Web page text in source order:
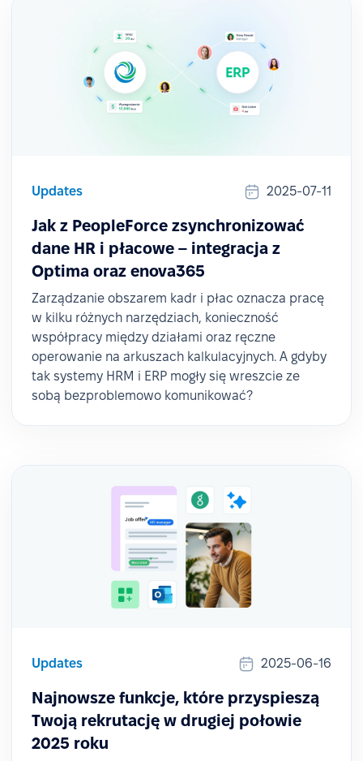
Updates 2025-07-11
Jak z PeopleForce zsynchronizować
dane HR i płacowe – integracja z
Optima oraz enova365
Zarządzanie obszarem kadr i płac oznacza pracę
w kilku różnych narzędziach, konieczność
współpracy między działami oraz ręczne
operowanie na arkuszach kalkulacyjnych. A gdyby
tak systemy HRM i ERP mogły się wreszcie ze
sobą bezproblemowo komunikować?
Updates 2025-06-16
Najnowsze funkcje, które przyspieszą
Twoją rekrutację w drugiej połowie
2025 roku